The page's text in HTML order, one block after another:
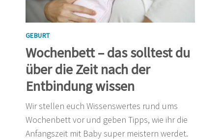
GEBURT
Wochenbett – das solltest du
über die Zeit nach der
Entbindung wissen
Wir stellen euch Wissenswertes rund ums
Wochenbett vor und geben Tipps, wie ihr die
Anfangszeit mit Baby super meistern werdet.